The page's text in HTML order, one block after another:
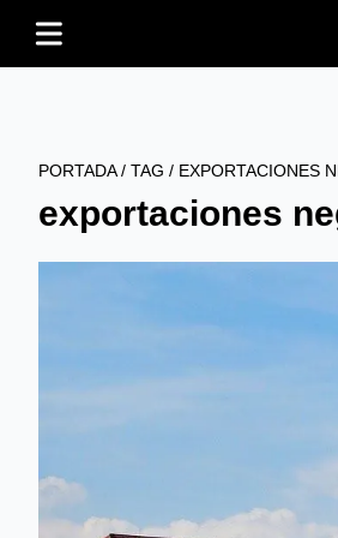
PORTADA/ TAG / EXPORTACIONES
exportaciones